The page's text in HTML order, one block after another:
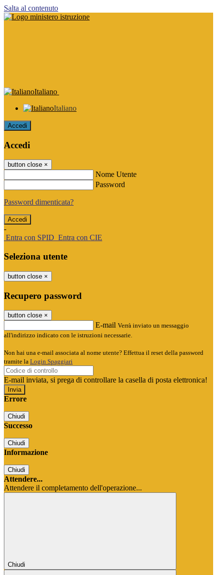
Salta al contenuto
Italiano
Italiano
Accedi
Accedi
button close ×
Nome Utente
Password
Password dimenticata?
-
Entra con SPID Entra con CIE
Seleziona utente
button close ×
Recupero password
button close ×
E-mail Verrà inviato un messaggio
all'indirizzo indicato con le istruzioni necessarie.
Non hai una e-mail associata al nome utente? Effettua il reset della password
tramite la Login Spaggiari
E-mail inviata, si prega di controllare la casella di posta elettronica!
Errore
Chiudi
Successo
Chiudi
Informazione
Chiudi
Attendere...
Attendere il completamento dell'operazione...
Chiudi